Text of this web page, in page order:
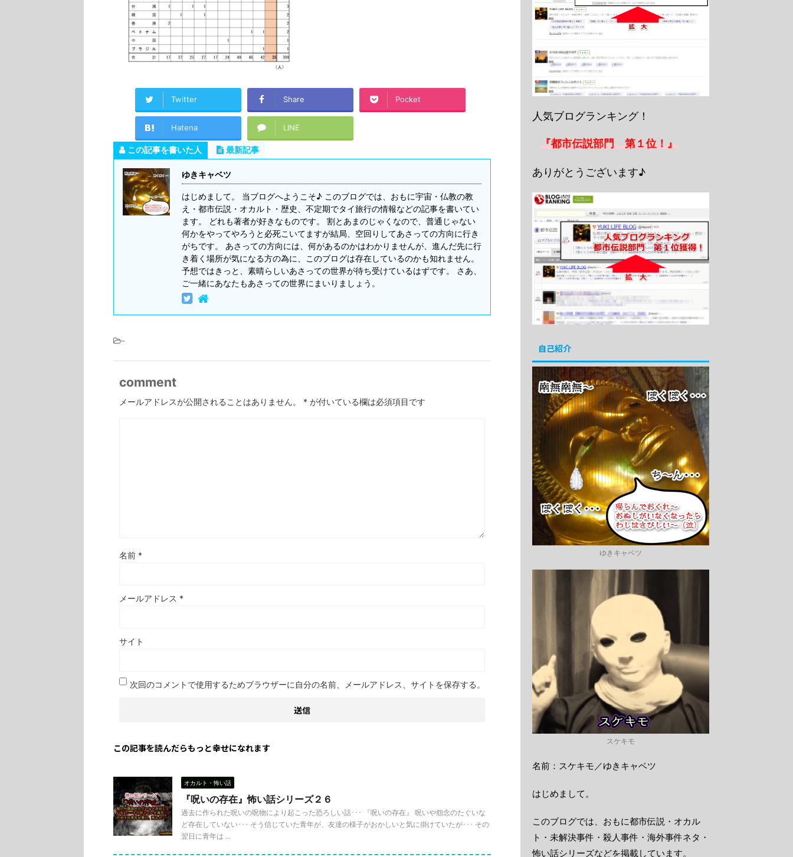
Twitter Share Pocket
Hatena LINE
この記事を書いた人 最新記事
ゆきキャベツ
はじめまして。 当ブログへようこそ♪ このブログでは、おもに宇宙・仏教の教
え・都市伝説・オカルト・歴史、不定期でタイ旅行の情報などの記事を書いてい
ます。 どれも著者が好きなものです。 割とあまのじゃくなので、普通じゃない
何かをやってやろうと必死こいてますが結局、空回りしてあさっての方向に行き
がちです。 あさっての方向には、何があるのかはわかりませんが、進んだ先に行
き着く場所が気になる方の為に、このブログは存在しているのかも知れません。
予想ではきっと、素晴らしいあさっての世界が待ち受けているはずです。 さあ、
ご一緒にあなたもあさっての世界にまいりましょう。
-
comment
メールアドレスが公開されることはありません。 * が付いている欄は必須項目です
名前 *
メールアドレス *
サイト
次回のコメントで使用するためブラウザーに自分の名前、メールアドレス、サイトを保存する。
この記事を読んだらもっと幸せになれます
オカルト・怖い話
『呪いの存在』怖い話シリーズ２６
過去に作られた呪いの呪物により起こった恐ろしい話･･･ 『呪いの存在』 呪いや怨念のたぐいな
ど存在していない･･･ そう信じていた青年が、友達の様子がおかしいと気に掛けていたが･･･ その
翌日に青年は ...
人気ブログランキング！
『都市伝説部門 第１位！』
ありがとうございます♪
自己紹介
ゆきキャベツ
スケキモ
名前：スケキモ／ゆきキャベツ
はじめまして。
このブログでは、おもに都市伝説・オカル
ト・未解決事件・殺人事件・海外事件ネタ・
怖い話シリーズなどを掲載しています。